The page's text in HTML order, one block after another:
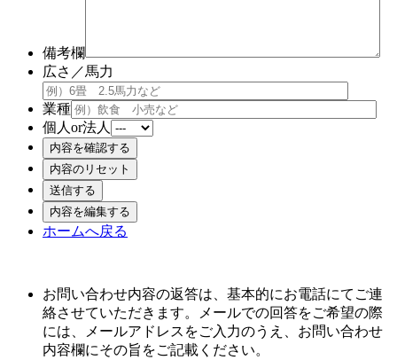
備考欄
広さ／馬力
業種
個人or法人
ホームへ戻る
お問い合わせ内容の返答は、基本的にお電話にてご連
絡させていただきます。メールでの回答をご希望の際
には、メールアドレスをご入力のうえ、お問い合わせ
内容欄にその旨をご記載ください。